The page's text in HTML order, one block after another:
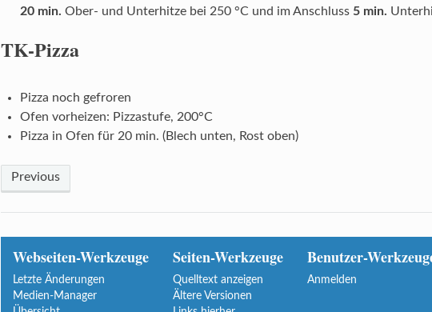
20 min. Ober- und Unterhitze bei 250 °C und im Anschluss 5 min.
TK-Pizza
Pizza noch gefroren
Ofen vorheizen: Pizzastufe, 200°C
Pizza in Ofen für 20 min. (Blech unten, Rost oben)
Previous
Webseiten-Werkzeuge
Letzte Änderungen
Medien-Manager
Seiten-Werkzeuge
Quelltext anzeigen
Ältere Versionen
Benutzer-
Anmelden